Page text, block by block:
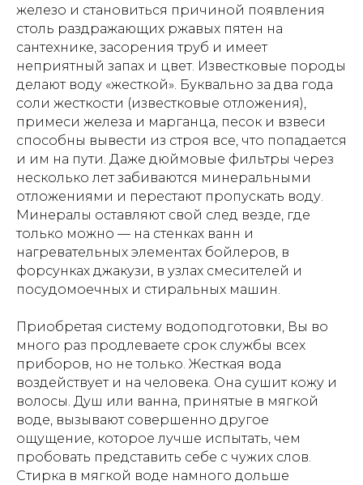
железо и становиться причиной появления
столь раздражающих ржавых пятен на
сантехнике, засорения труб и имеет
неприятный запах и цвет. Известковые породы
делают воду «жесткой». Буквально за два года
соли жесткости (известковые отложения),
примеси железа и марганца, песок и взвеси
способны вывести из строя все, что попадается
и им на пути. Даже дюймовые фильтры через
несколько лет забиваются минеральными
отложениями и перестают пропускать воду.
Минералы оставляют свой след везде, где
только можно — на стенках ванн и
нагревательных элементах бойлеров, в
форсунках джакузи, в узлах смесителей и
посудомоечных и стиральных машин.
Приобретая систему водоподготовки, Вы во
много раз продлеваете срок службы всех
приборов, но не только. Жесткая вода
воздействует и на человека. Она сушит кожу и
волосы. Душ или ванна, принятые в мягкой
воде, вызывают совершенно другое
ощущение, которое лучше испытать, чем
пробовать представить себе с чужих слов.
Стирка в мягкой воде намного дольше